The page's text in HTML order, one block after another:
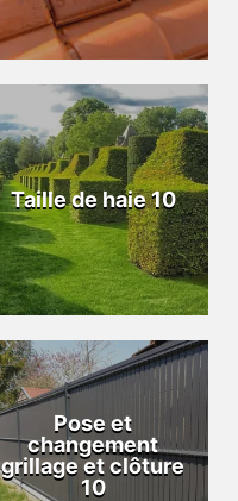
Taille de haie 10
Pose et
changement
grillage et clôture
10